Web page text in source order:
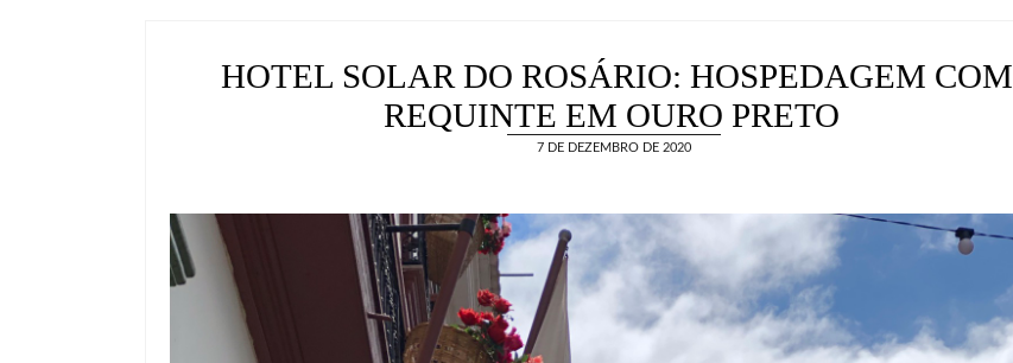
HOTEL SOLAR DO ROSÁRIO: HOSPEDAGEM COM
REQUINTE EM OURO PRETO
7 DE DEZEMBRO DE 2020